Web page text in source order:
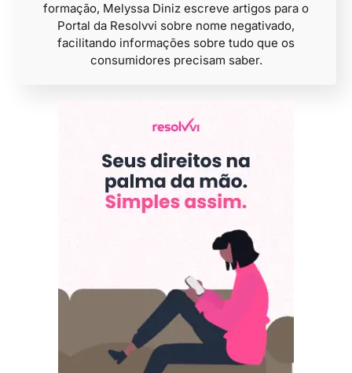
formação, Melyssa Diniz escreve artigos para o
Portal da Resolvvi sobre nome negativado,
facilitando informações sobre tudo que os
consumidores precisam saber.